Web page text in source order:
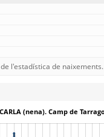
l'estadística de naixements.